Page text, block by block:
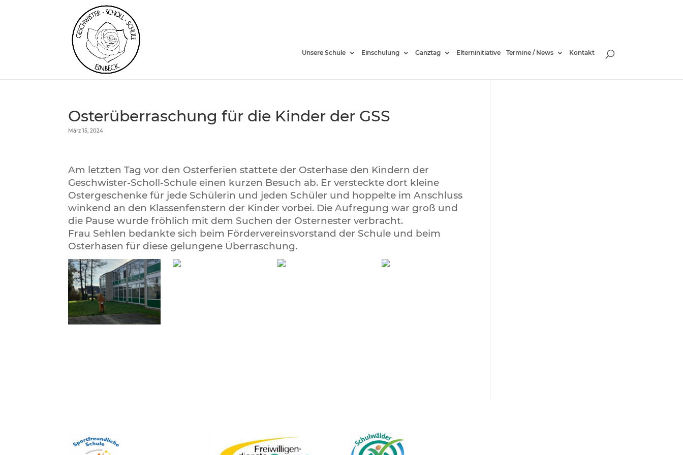
Unsere Schule Einschulung Ganztag Elterninitiative Termine / News Kontakt
Osterüberraschung für die Kinder der GSS
März 15, 2024
Am letzten Tag vor den Osterferien stattete der Osterhase den Kindern der
Geschwister-Scholl-Schule einen kurzen Besuch ab. Er versteckte dort kleine
Ostergeschenke für jede Schülerin und jeden Schüler und hoppelte im Anschluss
winkend an den Klassenfenstern der Kinder vorbei. Die Aufregung war groß und
die Pause wurde fröhlich mit dem Suchen der Osternester verbracht.
Frau Sehlen bedankte sich beim Fördervereinsvorstand der Schule und beim
Osterhasen für diese gelungene Überraschung.